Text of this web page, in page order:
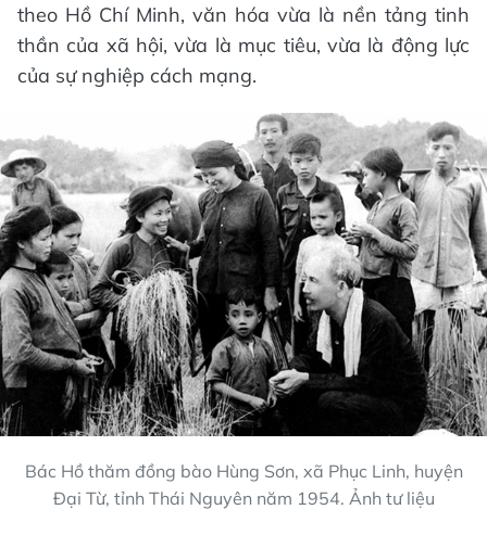
theo Hồ Chí Minh, văn hóa vừa là nền tảng tinh
thần của xã hội, vừa là mục tiêu, vừa là động lực
của sự nghiệp cách mạng.
Bác Hồ thăm đồng bào Hùng Sơn, xã Phục Linh, huyện
Đại Từ, tỉnh Thái Nguyên năm 1954. Ảnh tư liệu